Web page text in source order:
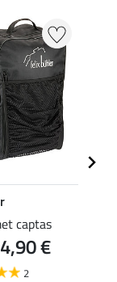
captas
€
2